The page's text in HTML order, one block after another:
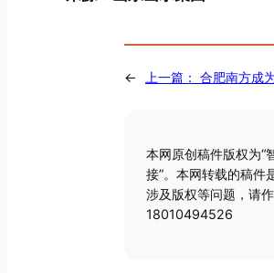
← 上一篇： 合肥南方成
本网原创稿件版权为“
接”。本网转载的稿件
涉及版权等问题，请
18010494526